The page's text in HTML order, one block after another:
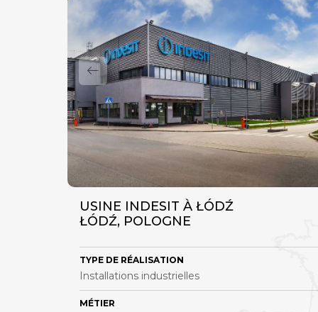
USINE INDESIT À ŁÓDŹ
ŁÓDŹ, POLOGNE
TYPE DE RÉALISATION
Installations industrielles
MÉTIER